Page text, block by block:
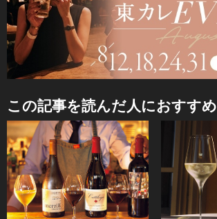
この記事を読んだ人におすすめ